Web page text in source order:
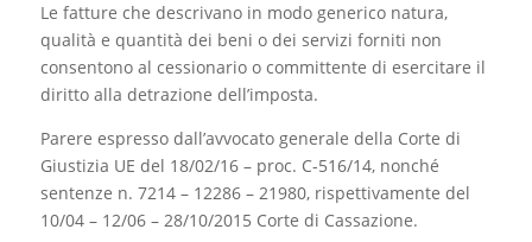
Le fatture che descrivano in modo generico natura,
qualità e quantità dei beni o dei servizi forniti non
consentono al cessionario o committente di esercitare il
diritto alla detrazione dell’imposta.
Parere espresso dall’avvocato generale della Corte di
Giustizia UE del 18/02/16 – proc. C-516/14, nonché
sentenze n. 7214 – 12286 – 21980, rispettivamente del
10/04 – 12/06 – 28/10/2015 Corte di Cassazione.